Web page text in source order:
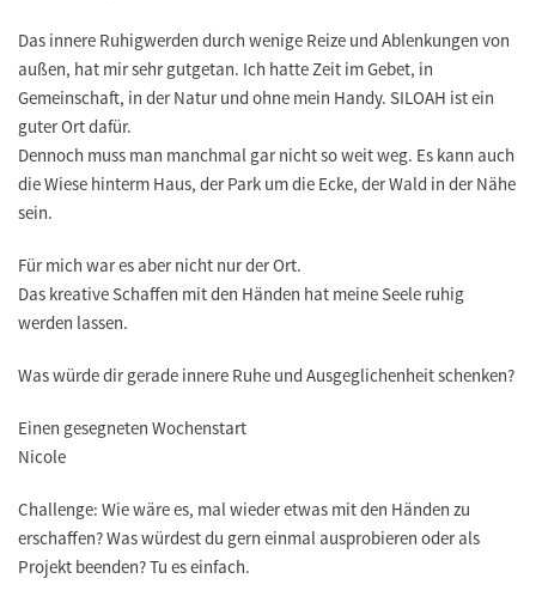
Das innere Ruhigwerden durch wenige Reize und Ablenkungen von
außen, hat mir sehr gutgetan. Ich hatte Zeit im Gebet, in
Gemeinschaft, in der Natur und ohne mein Handy. SILOAH ist ein
guter Ort dafür.
Dennoch muss man manchmal gar nicht so weit weg. Es kann auch
die Wiese hinterm Haus, der Park um die Ecke, der Wald in der Nähe
sein.
Für mich war es aber nicht nur der Ort.
Das kreative Schaffen mit den Händen hat meine Seele ruhig
werden lassen.
Was würde dir gerade innere Ruhe und Ausgeglichenheit schenken?
Einen gesegneten Wochenstart
Nicole
Challenge: Wie wäre es, mal wieder etwas mit den Händen zu
erschaffen? Was würdest du gern einmal ausprobieren oder als
Projekt beenden? Tu es einfach.